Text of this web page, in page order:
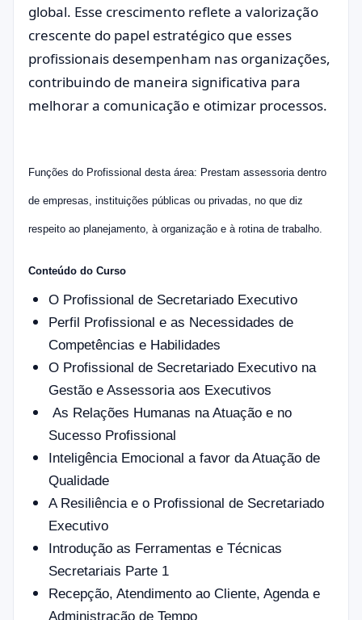
global. Esse crescimento reflete a valorização
crescente do papel estratégico que esses
profissionais desempenham nas organizações,
contribuindo de maneira significativa para
melhorar a comunicação e otimizar processos.
Funções do Profissional desta área: Prestam assessoria dentro
de empresas, instituições públicas ou privadas, no que diz
respeito ao planejamento, à organização e à rotina de trabalho.
Conteúdo do Curso
O Profissional de Secretariado Executivo
Perfil Profissional e as Necessidades de
Competências e Habilidades
O Profissional de Secretariado Executivo na
Gestão e Assessoria aos Executivos
As Relações Humanas na Atuação e no
Sucesso Profissional
Inteligência Emocional a favor da Atuação de
Qualidade
A Resiliência e o Profissional de Secretariado
Executivo
Introdução as Ferramentas e Técnicas
Secretariais Parte 1
Recepção, Atendimento ao Cliente, Agenda e
Administração de Tempo